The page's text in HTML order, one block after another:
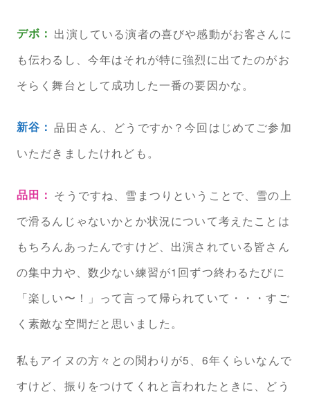
デボ： 出演している演者の喜びや感動がお客さんに
も伝わるし、今年はそれが特に強烈に出てたのがお
そらく舞台として成功した一番の要因かな。
新谷： 品田さん、どうですか？今回はじめてご参加
いただきましたけれども。
品田： そうですね、雪まつりということで、雪の上
で滑るんじゃないかとか状況について考えたことは
もちろんあったんですけど、出演されている皆さん
の集中力や、数少ない練習が1回ずつ終わるたびに
「楽しい〜！」って言って帰られていて・・・すご
く素敵な空間だと思いました。
私もアイヌの方々との関わりが5、6年くらいなんで
すけど、振りをつけてくれと言われたときに、どう